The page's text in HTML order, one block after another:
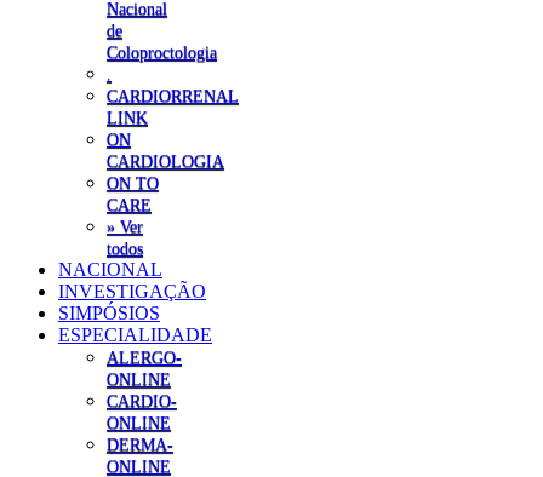
Nacional
de
Coloproctologia
CARDIORRENAL
LINK
ON
CARDIOLOGIA
ON TO
CARE
» Ver
todos
NACIONAL
INVESTIGAÇÃO
SIMPÓSIOS
ESPECIALIDADE
ALERGO-
ONLINE
CARDIO-
ONLINE
DERMA-
ONLINE